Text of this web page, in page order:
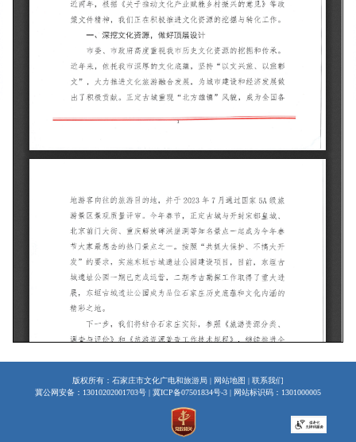
版权所有：石家庄市文化广电和旅游局 | 网站地图 | 联系我们
冀公网安备：13010202001703号 | 冀ICP备07501834号-3 | 网站标识码：1301000005